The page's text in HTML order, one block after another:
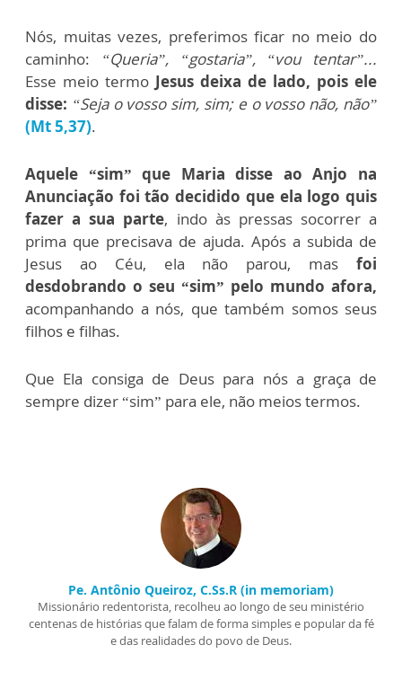
Nós, muitas vezes, preferimos ficar no meio do
caminho: “Queria”, “gostaria”, “vou tentar”...
Esse meio termo Jesus deixa de lado, pois ele
disse: “Seja o vosso sim, sim; e o vosso não, não”
(Mt 5,37).
Aquele “sim” que Maria disse ao Anjo na
Anunciação foi tão decidido que ela logo quis
fazer a sua parte, indo às pressas socorrer a
prima que precisava de ajuda. Após a subida de
Jesus ao Céu, ela não parou, mas foi
desdobrando o seu “sim” pelo mundo afora,
acompanhando a nós, que também somos seus
filhos e filhas.
Que Ela consiga de Deus para nós a graça de
sempre dizer “sim” para ele, não meios termos.
Pe. Antônio Queiroz, C.Ss.R (in memoriam)
Missionário redentorista, recolheu ao longo de seu ministério
centenas de histórias que falam de forma simples e popular da fé
e das realidades do povo de Deus.